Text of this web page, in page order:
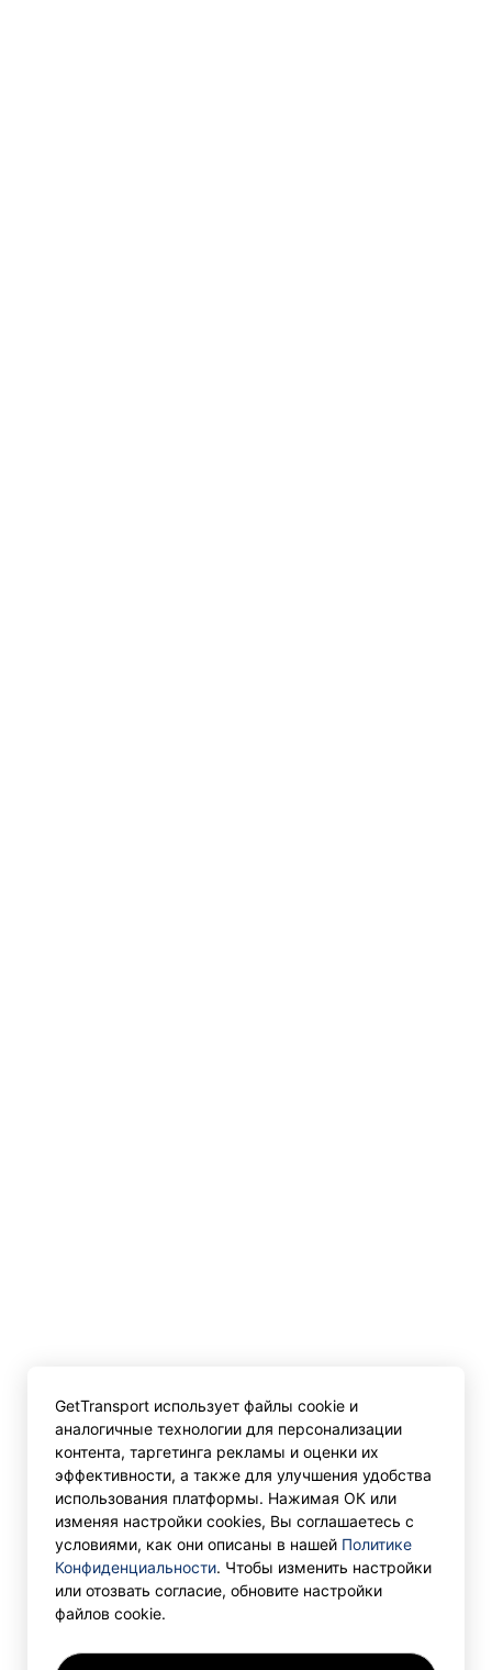
GetTransport использует файлы cookie и
аналогичные технологии для персонализации
контента, таргетинга рекламы и оценки их
эффективности, а также для улучшения удобства
использования платформы. Нажимая ОК или
изменяя настройки cookies, Вы соглашаетесь с
условиями, как они описаны в нашей Политике
Конфиденциальности. Чтобы изменить настройки
или отозвать согласие, обновите настройки
файлов cookie.